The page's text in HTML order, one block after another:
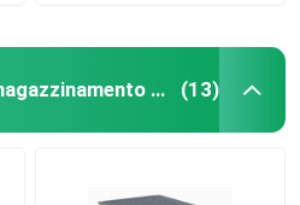
Batteria al litio di immagazzinamento dell'energia (13)